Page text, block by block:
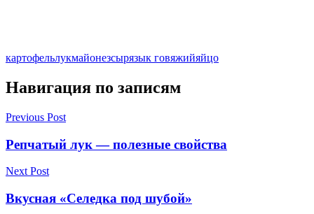
картофельлукмайонезсырязык говяжийяйцо
Навигация по записям
Previous Post
Репчатый лук — полезные свойства
Next Post
Вкусная «Селедка под шубой»